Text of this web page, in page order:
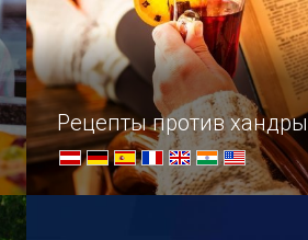
Рецепты против хандры